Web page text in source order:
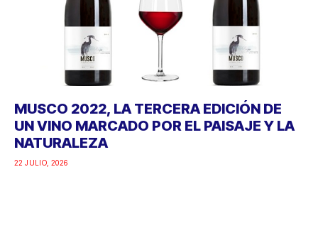
MUSCO 2022, LA TERCERA EDICIÓN DE
UN VINO MARCADO POR EL PAISAJE Y LA
NATURALEZA
22 JULIO, 2026